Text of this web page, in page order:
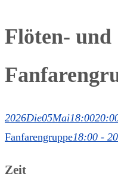
Flöten- und
2026Die05Mai18:00
Fanfarengruppe18:00 -
Zeit